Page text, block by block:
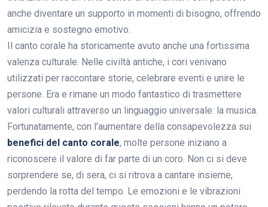
anche diventare un supporto in momenti di bisogno, offrendo
amicizia e sostegno emotivo.
Il canto corale ha storicamente avuto anche una fortissima
valenza culturale. Nelle civiltà antiche, i cori venivano
utilizzati per raccontare storie, celebrare eventi e unire le
persone. Era e rimane un modo fantastico di trasmettere
valori culturali attraverso un linguaggio universale: la musica.
Fortunatamente, con l’aumentare della consapevolezza sui
benefici del canto corale, molte persone iniziano a
riconoscere il valore di far parte di un coro. Non ci si deve
sorprendere se, di sera, ci si ritrova a cantare insieme,
perdendo la rotta del tempo. Le emozioni e le vibrazioni